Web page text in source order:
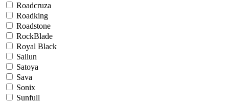
Roadcruza
Roadking
Roadstone
RockBlade
Royal Black
Sailun
Satoya
Sava
Sonix
Sunfull